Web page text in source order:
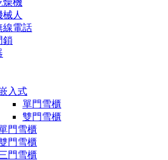
人
線電話
鎖
入式
單門雪櫃
雙門雪櫃
門雪櫃
門雪櫃
門雪櫃